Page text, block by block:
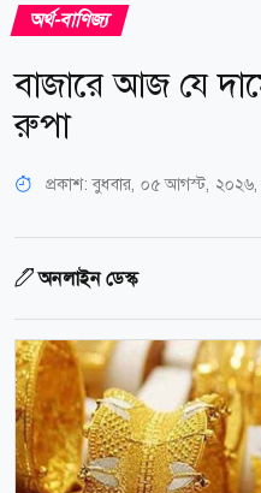
অর্থ-বাণিজ্য
বাজারে আজ যে
রুপা
প্রকাশ:বুধবার, ০৫ আগস্ট,
অনলাইন ডেস্ক